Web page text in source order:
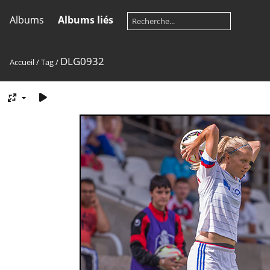
Albums Albums liés
Accueil/Tag/ DLG0932